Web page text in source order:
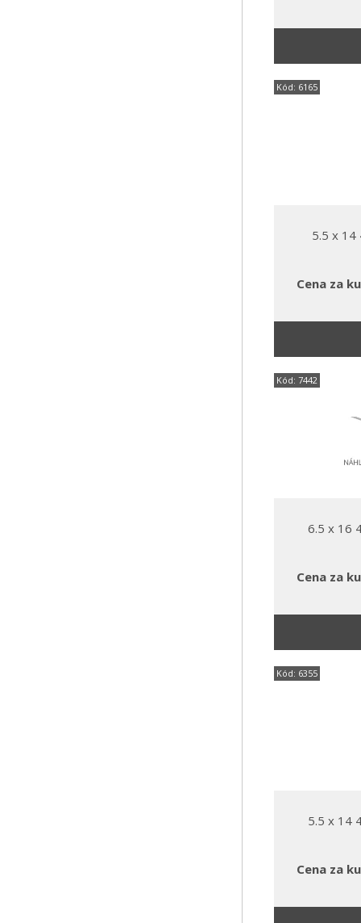
Kód: 6165
5.5 x 14
Cena za
Kód: 7442
6.5 x 16
Cena za
Kód: 6355
5.5 x 14
Cena za